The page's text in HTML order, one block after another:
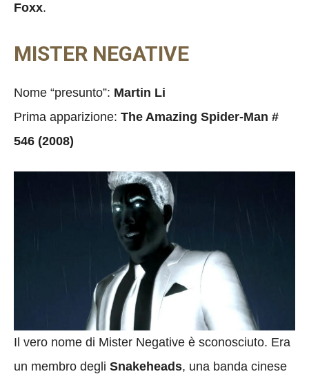
Foxx.
MISTER NEGATIVE
Nome “presunto”: Martin Li
Prima apparizione: The Amazing Spider-Man #
546 (2008)
Il vero nome di Mister Negative è sconosciuto. Era
un membro degli Snakeheads, una banda cinese